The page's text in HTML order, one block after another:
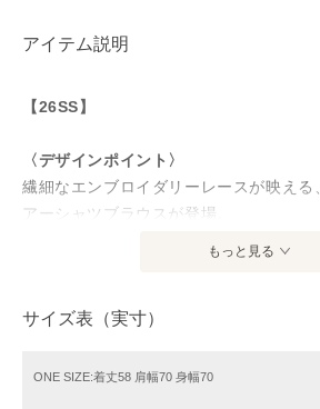
アイテム説明
【26SS】
〈デザインポイント〉
繊細なエンブロイダリーレースが映える
アーシャツブラウスが登場。
雰囲気の一枚です。
事着までオンオフ問わずお使いいただけ
もっと見る
サイズ表（実寸）
ONE SIZE:着丈58 肩幅70 身幅70